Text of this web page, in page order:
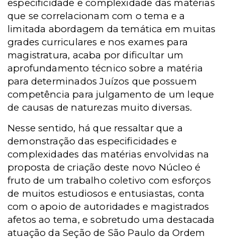
especificidade e complexidade das matérias
que se correlacionam com o tema e a
limitada abordagem da temática em muitas
grades curriculares e nos exames para
magistratura, acaba por dificultar um
aprofundamento técnico sobre a matéria
para determinados Juízos que possuem
competência para julgamento de um leque
de causas de naturezas muito diversas.
Nesse sentido, há que ressaltar que a
demonstração das especificidades e
complexidades das matérias envolvidas na
proposta de criação deste novo Núcleo é
fruto de um trabalho coletivo com esforços
de muitos estudiosos e entusiastas, conta
com o apoio de autoridades e magistrados
afetos ao tema, e sobretudo uma destacada
atuação da Seção de São Paulo da Ordem